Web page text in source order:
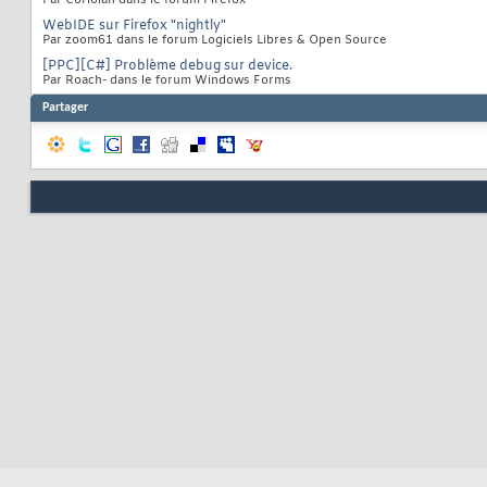
WebIDE sur Firefox "nightly"
Par zoom61 dans le forum Logiciels Libres & Open Source
[PPC][C#] Problème debug sur device.
Par Roach- dans le forum Windows Forms
Partager